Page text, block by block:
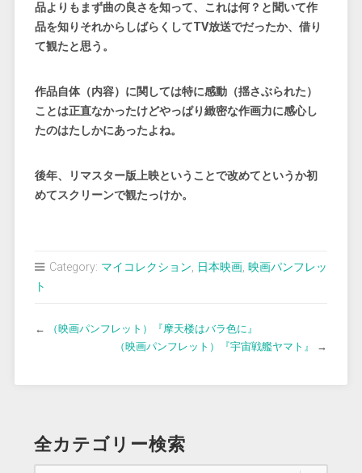
品よりもまず曲の良さを知って、これは何？と聞いて作
品を知りそれからしばらくしてTV放送でだったか、借り
て観たと思う。
作品自体（内容）に関しては特に感動（揺さぶられた）
ことは正直なかったけどやっぱり緻密な作画力に感心し
たのはたしかにあったよね。
後年、リマスター版上映ということで改めてというか初
めてスクリーンで観たっけか。
Category: マイコレクション, 日本映画, 映画パンフレッ
ト
←
（映画パンフレット）『摩天楼はバラ色に』
（映画パンフレット）『宇宙戦艦ヤマト』
→
全カテゴリー検索